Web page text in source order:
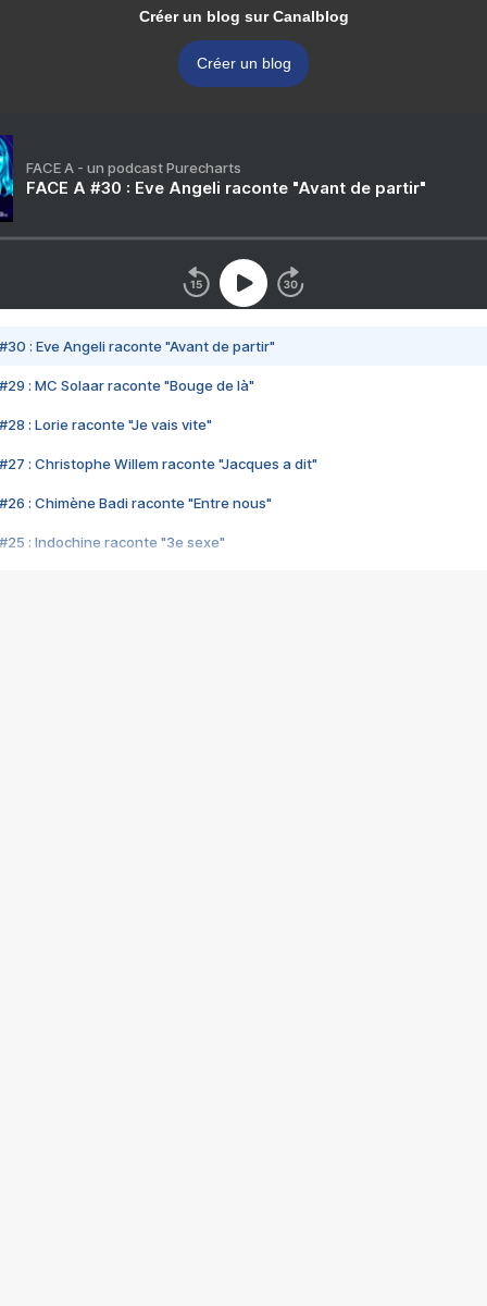
Créer un blog sur Canalblog
Créer un blog
FACE A - un podcast Purecharts
FACE A #30 : Eve Angeli raconte "Avant de partir"
#30 : Eve Angeli raconte "Avant de partir"
#29 : MC Solaar raconte "Bouge de là"
#28 : Lorie raconte "Je vais vite"
#27 : Christophe Willem raconte "Jacques a dit"
#26 : Chimène Badi raconte "Entre nous"
#25 : Indochine raconte "3e sexe"